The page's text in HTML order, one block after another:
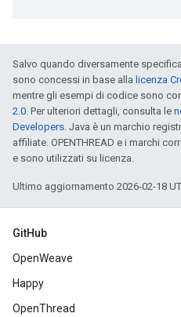
Salvo quando diversamente
sono concessi in base alla licenza
mentre gli esempi di codice sono
2.0. Per ulteriori dettagli, consulta le
Developers. Java è un marchio
affiliate. OPENTHREAD e i marchi
e sono utilizzati su licenza.
Ultimo aggiornamento 2026-02-18
GitHub
OpenWeave
Happy
OpenThread